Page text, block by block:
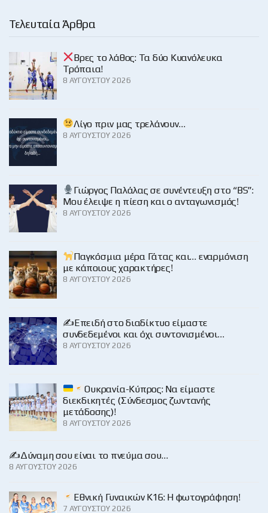
Τελευταία Άρθρα
Βρες το λάθος: Τα δύο Κυανόλευκα
Τρόπαια!
8 ΑΥΓΟΎΣΤΟΥ 2026
Λίγο πριν μας τρελάνουν…
8 ΑΥΓΟΎΣΤΟΥ 2026
Γιώργος Παλάλας σε συνέντευξη στο “BS”:
Μου έλειψε η πίεση και ο ανταγωνισμός!
8 ΑΥΓΟΎΣΤΟΥ 2026
Παγκόσμια μέρα Γάτας και… εναρμόνιση
με κάποιους χαρακτήρες!
8 ΑΥΓΟΎΣΤΟΥ 2026
✍️Επειδή στο διαδίκτυο είμαστε
συνδεδεμένοι και όχι συντονισμένοι…
8 ΑΥΓΟΎΣΤΟΥ 2026
Ουκρανία-Κύπρος: Να είμαστε
διεκδικητές (Σύνδεσμος ζωντανής
μετάδοσης)!
8 ΑΥΓΟΎΣΤΟΥ 2026
✍️Δύναμη σου είναι το πνεύμα σου…
8 ΑΥΓΟΎΣΤΟΥ 2026
Εθνική Γυναικών Κ16: Η φωτογράφηση!
7 ΑΥΓΟΎΣΤΟΥ 2026